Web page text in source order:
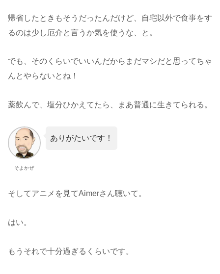
帰省したときもそうだったんだけど、自宅以外で食事をす
るのは少し厄介と言うか気を使うな、と。
でも、そのくらいでいいんだからまだマシだと思ってちゃ
んとやらないとね！
薬飲んで、塩分ひかえてたら、まあ普通に生きてられる。
そよかぜ
ありがたいです！
そしてアニメを見てAimerさん聴いて。
はい。
もうそれで十分過ぎるくらいです。